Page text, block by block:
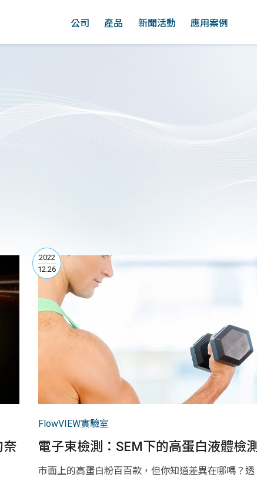
公司 產品 新聞活動 應用案例
奈
2022
12.26
FlowVIEW實驗室
電子束檢測：SEM下的高蛋白液體檢測
市面上的高蛋白粉百百款，但你知道差異在哪嗎？透